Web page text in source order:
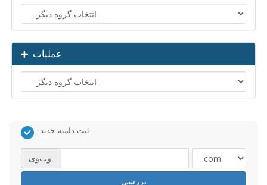
عملیات
ثبت دامنه جدید
وب‌وی.
بررسی